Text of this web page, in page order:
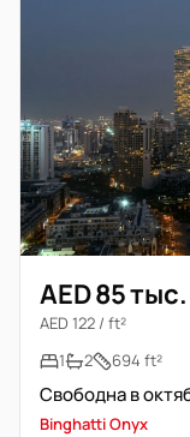
AED 85 тыс.
AED 122 / ft²
1
2 694 ft²
Binghatti Onyx